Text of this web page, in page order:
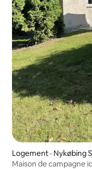
Logement · Nykøbing
Maison de campagne